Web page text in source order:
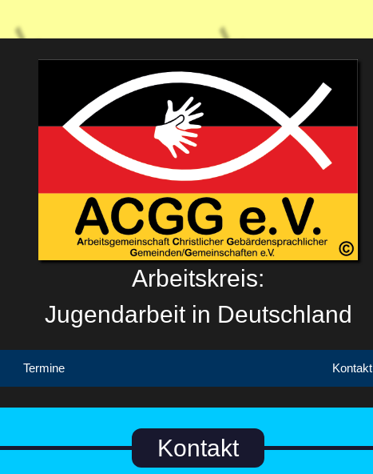
Arbeitskreis:
Jugendarbeit in Deutschland
Termine Kontakt
Kontakt